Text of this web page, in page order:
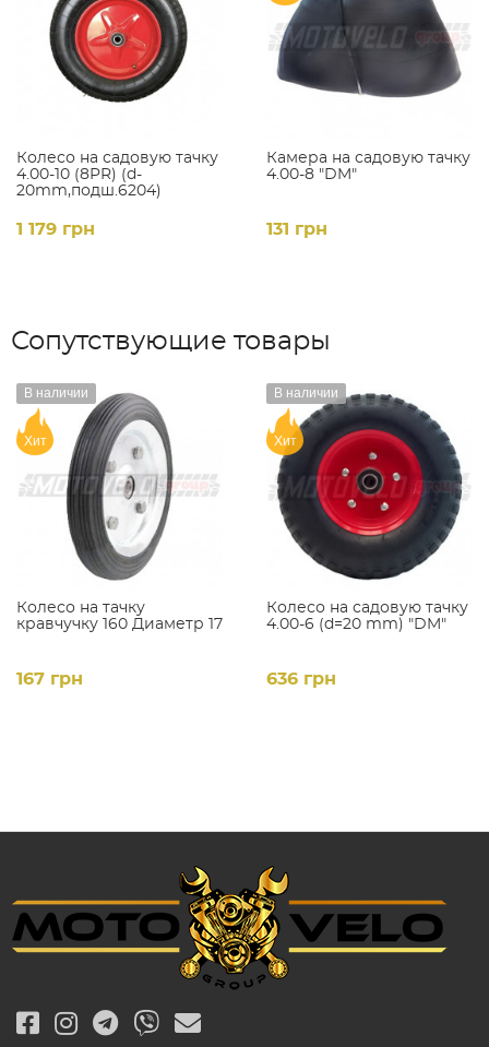
Колесо на садовую тачку
4.00-10 (8PR) (d-
20mm,подш.6204)
1 179 грн
Камера на садовую тачку
4.00-8 "DM"
131 грн
Сопутствующие товары
Колесо на тачку
кравчучку 160 Диаметр 17
В наличии
Хит
167 грн
Колесо на садовую тачку
4.00-6 (d=20 mm) "DM"
В наличии
Хит
636 грн